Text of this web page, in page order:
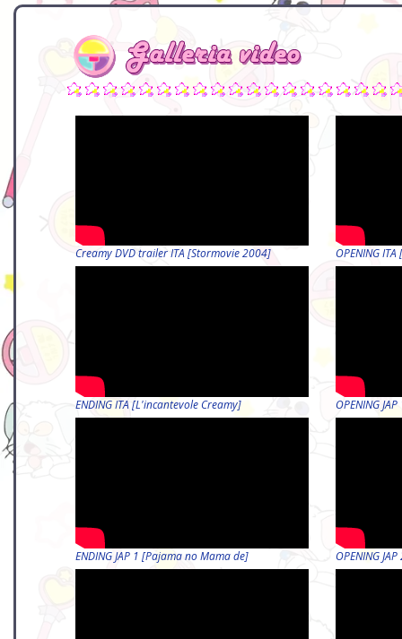
Creamy DVD trailer ITA [Stormovie 2004]
ENDING ITA [L'incantevole Creamy]
ENDING JAP 1 [Pajama no Mama de]
OPENING
OPENING
OPENING